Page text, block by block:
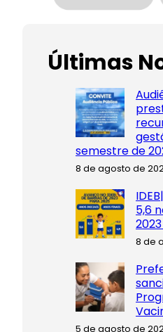
Últimas
semestre de
8 de agosto de
5,6
8 de
5 de agosto de